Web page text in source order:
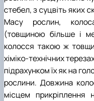
стебел, з суцвіть яких
Масу рослин,
(товщиною більше і
колосся такою ж
хіміко-технічних
підрахунком їх як на
рослини. Довжина
місцем прикріплення